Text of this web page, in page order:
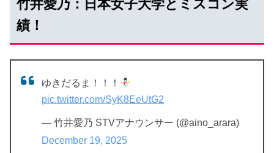
竹井愛乃：日本女子大学とミスコン実
績！
ゆきだるま！！！
pic.twitter.com/SyK8EeUtG2
— 竹井愛乃 STVアナウンサー (@aino_arara)
December 19, 2025